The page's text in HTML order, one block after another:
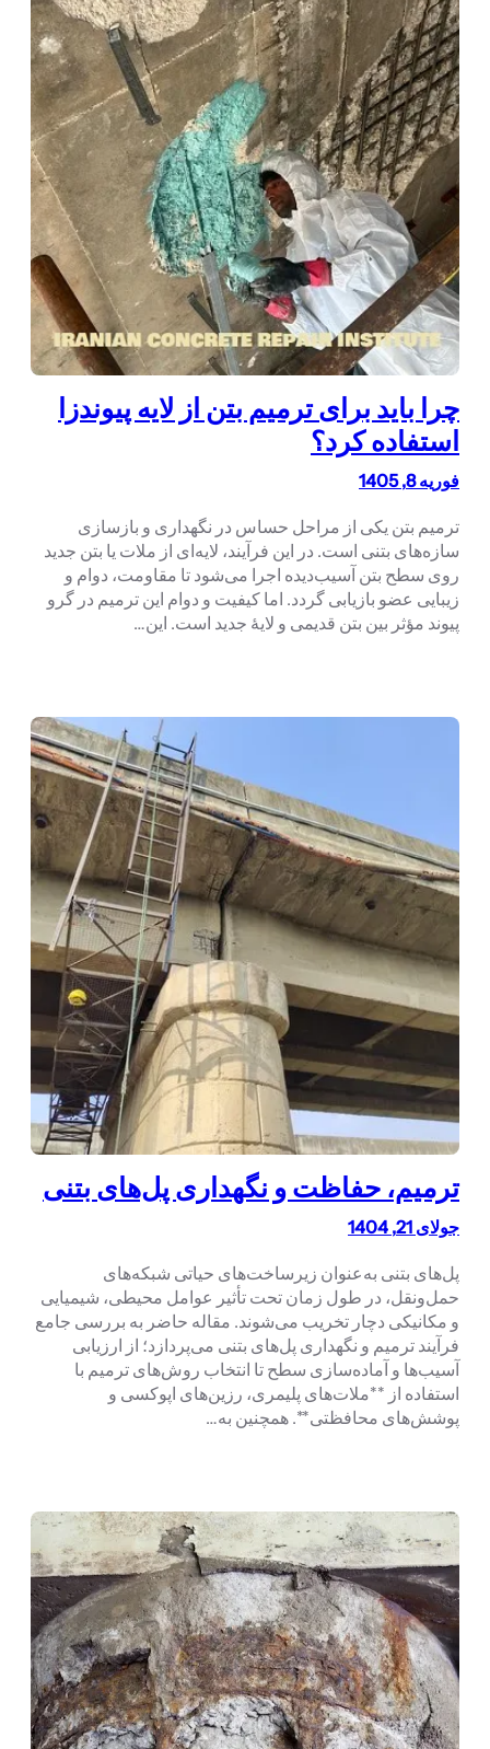
چرا باید برای ترمیم بتن از لایه پیوندزا
استفاده کرد؟
فوریه 8, 1405
ترمیم بتن یکی از مراحل حساس در نگهداری و بازسازی
سازه‌های بتنی است. در این فرآیند، لایه‌ای از ملات یا بتن جدید
روی سطح بتن آسیب‌دیده اجرا می‌شود تا مقاومت، دوام و
زیبایی عضو بازیابی گردد. اما کیفیت و دوام این ترمیم در گرو
پیوند مؤثر بین بتن قدیمی و لایهٔ جدید است. این…
ترمیم، حفاظت و نگهداری پل‌های بتنی
جولای 21, 1404
پل‌های بتنی به‌عنوان زیرساخت‌های حیاتی شبکه‌های
حمل‌ونقل، در طول زمان تحت تأثیر عوامل محیطی، شیمیایی
و مکانیکی دچار تخریب می‌شوند. مقاله حاضر به بررسی جامع
فرآیند ترمیم و نگهداری پل‌های بتنی می‌پردازد؛ از ارزیابی
آسیب‌ها و آماده‌سازی سطح تا انتخاب روش‌های ترمیم با
استفاده از **ملات‌های پلیمری، رزین‌های اپوکسی و
پوشش‌های محافظتی**. همچنین به…